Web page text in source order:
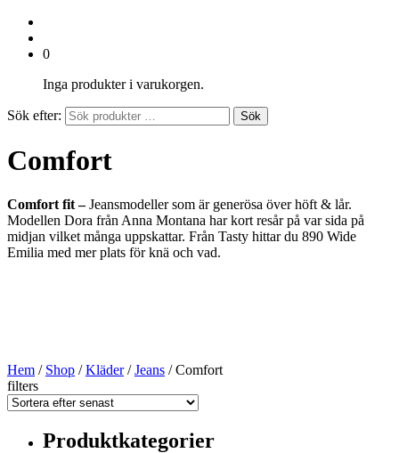
0
Inga produkter i varukorgen.
Sök efter: Sök
Comfort
Comfort fit –Jeansmodeller som är generösa över höft & lår.
Modellen Dora från Anna Montana har kort resår på var sida på
midjan vilket många uppskattar. Från Tasty hittar du 890 Wide
Emilia med mer plats för knä och vad.
Hem / Shop /Kläder/Jeans / Comfort
filters
Produktkategorier